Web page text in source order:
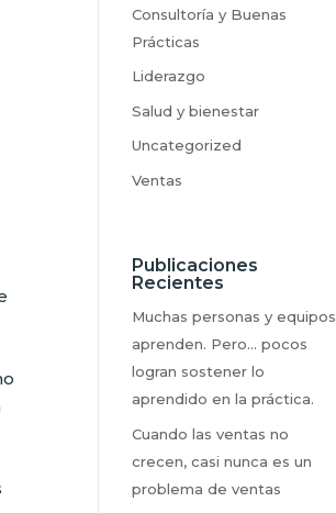
Consultoría y Buenas
Prácticas
Liderazgo
Salud y bienestar
Uncategorized
Ventas
Publicaciones
Recientes
Muchas personas y equipos
aprenden. Pero… pocos
logran sostener lo
aprendido en la práctica.
Cuando las ventas no
crecen, casi nunca es un
problema de ventas